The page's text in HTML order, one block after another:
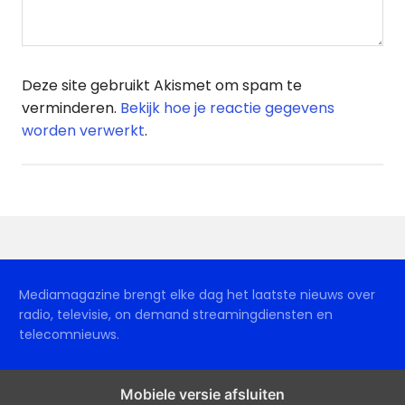
Deze site gebruikt Akismet om spam te
verminderen. Bekijk hoe je reactie gegevens
worden verwerkt.
Mediamagazine brengt elke dag het laatste nieuws over
radio, televisie, on demand streamingdiensten en
telecomnieuws.
Mobiele versie afsluiten